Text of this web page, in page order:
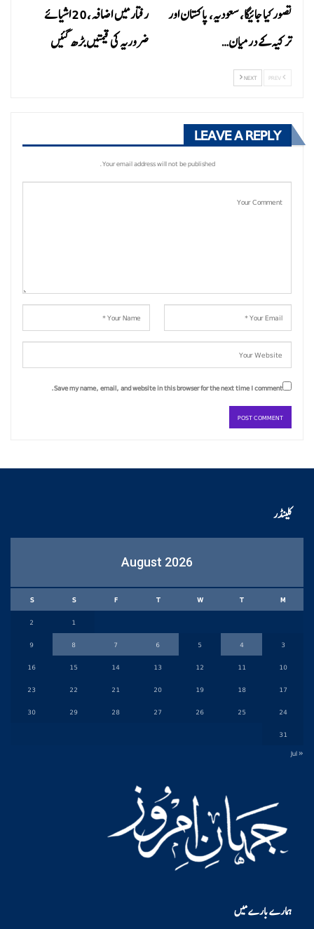
رفتار میں اضافہ، 20 اشیائے
ضروریہ کی قیمتیں بڑھ گئیں
تصور کیا جائیگا، سعودیہ، پاکستان اور
ترکیہ کے درمیان…
NEXT
LEAVE A REPLY
Your email address will not be published.
Save my name, email, and website in this browser for the next time I comment.
کلینڈر
August 2026
M
T
W
T
F
S
S
1
2
3
4
5
6
7
8
9
10
11
12
13
14
15
16
17
18
19
20
21
22
23
24
25
26
27
28
29
30
31
« Jul
ہمارے بارے میں